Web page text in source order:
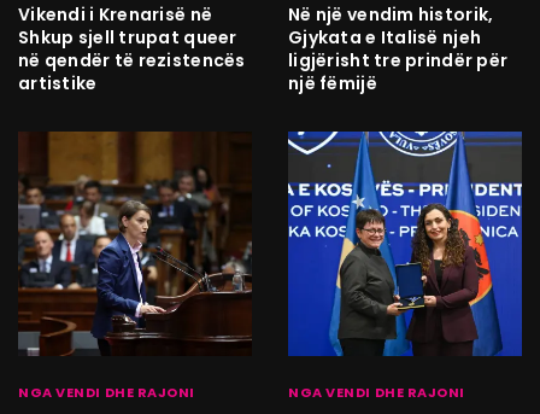
Vikendi i Krenarisë në
Shkup sjell trupat queer
në qendër të rezistencës
artistike
Në një vendim historik,
Gjykata e Italisë njeh
ligjërisht tre prindër për
një fëmijë
NGA VENDI DHE RAJONI NGA VENDI DHE RAJONI